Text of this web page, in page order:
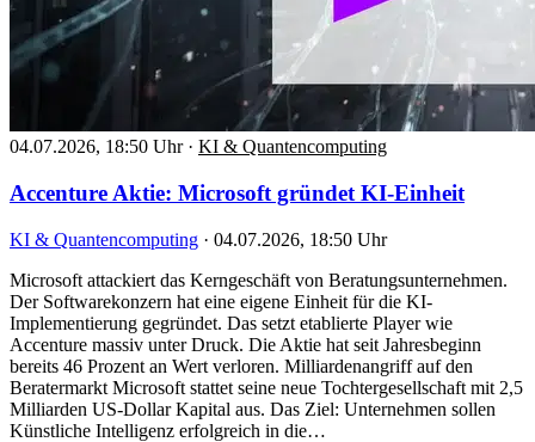
04.07.2026, 18:50 Uhr · KI & Quantencomputing
Accenture Aktie: Microsoft gründet KI-Einheit
KI & Quantencomputing · 04.07.2026, 18:50 Uhr
Microsoft attackiert das Kerngeschäft von Beratungsunternehmen.
Der Softwarekonzern hat eine eigene Einheit für die KI-
Implementierung gegründet. Das setzt etablierte Player wie
Accenture massiv unter Druck. Die Aktie hat seit Jahresbeginn
bereits 46 Prozent an Wert verloren. Milliardenangriff auf den
Beratermarkt Microsoft stattet seine neue Tochtergesellschaft mit 2,5
Milliarden US-Dollar Kapital aus. Das Ziel: Unternehmen sollen
Künstliche Intelligenz erfolgreich in die…